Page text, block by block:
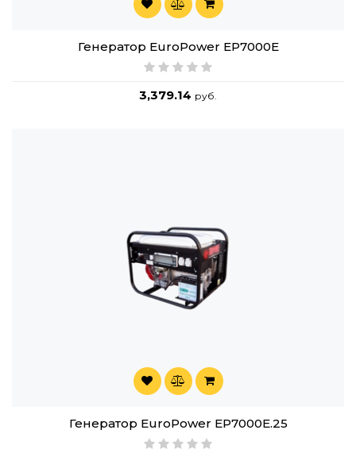
Генератор EuroPower EP7000E
3,379.14 руб.
Генератор EuroPower EP7000E.25